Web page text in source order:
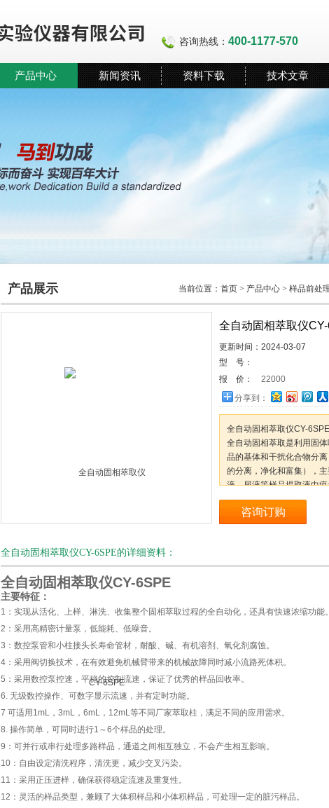
咨询热线： 400-1177-570
产品中心 新闻资讯 资料下载 技术文章
产品展示 当前位置： 首页 > 产品中心 > 样品前处
全自动固相萃取仪
更新时间：2024-03-07
型 号：
报 价：
22000
分享到：
全自动固相萃取仪CY-6SPE
全自动固相萃取是利用固
品的基体和干扰化合物分
的分离，净化和富集），
液、尿液等样品提取液中
咨询订购
全自动固相萃取仪CY-6SPE的详细资料：
全自动固相萃取仪CY-6SPE
主要特征：
1：实现从活化、上样、淋洗、收集整个固相萃取过程的全自动化，还具有快速浓缩功能。
2：采用高精密计量泵，低能耗、低噪音。
3：数控泵管和小柱接头长寿命管材，耐酸、碱、有机溶剂、氧化剂腐蚀。
4：采用阀切换技术，在有效避免机械臂带来的机械故障同时减小流路死体积。
5：采用数控泵控速，平稳的控制流速，保证了优秀的样品回收率。
6. 无级数控操作、可数字显示流速，并有定时功能。
7 可适用1mL，3mL，6mL，12mL等不同厂家萃取柱，满足不同的应用需求。
8. 操作简单，可同时进行1～6个样品的处理。
9：可并行或串行处理多路样品，通道之间相互独立，不会产生相互影响。
10：自由设定清洗程序，清洗更，减少交叉污染。
11：采用正压进样，确保获得稳定流速及重复性。
12：灵活的样品类型，兼顾了大体积样品和小体积样品，可处理一定的脏污样品。